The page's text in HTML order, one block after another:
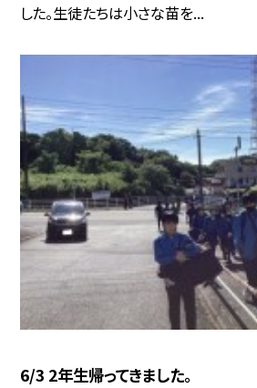
した。生徒たちは小さな苗を...
6/3 2年生帰ってきました。